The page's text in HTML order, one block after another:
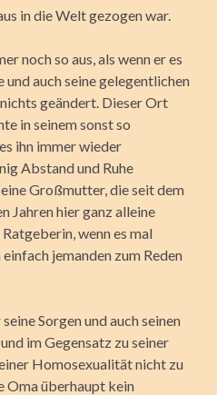
in die Welt gezogen war.
noch so aus, als wenn er es
auch seine gelegentlichen
geändert. Dieser Ort
in seinem sonst so
ihn immer wieder
Abstand und Ruhe
Großmutter, die seit dem
Jahren hier ganz alleine
wenn es mal
jemanden zum Reden
Sorgen und auch seinen
im Gegensatz zu seiner
Homosexualität nicht zu
Oma überhaupt kein